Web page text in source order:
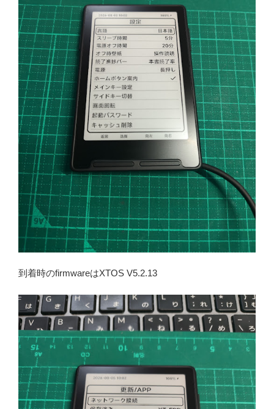
到着時のfirmwareはXTOS V5.2.13